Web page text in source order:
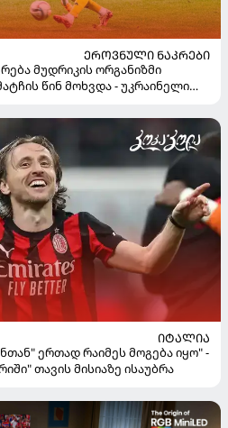
ᲔᲠᲝᲕᲜᲣᲚᲘ ᲜᲐᲙᲠᲔᲑᲘ
მუდრიკის ორგანიზმი
წინ მოხვდა - უკრაინელი
ᲘᲢᲐᲚᲘᲐ
ერთად რაიმეს მოგება იყო" -
თავის მისიაზე ისაუბრა